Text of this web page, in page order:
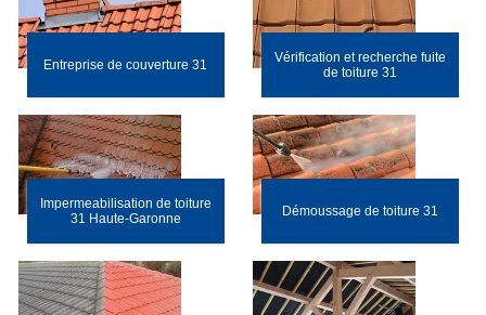
Entreprise de couverture 31
Vérification et recherche fuite
de toiture 31
Impermeabilisation de toiture
31 Haute-Garonne
Démoussage de toiture 31